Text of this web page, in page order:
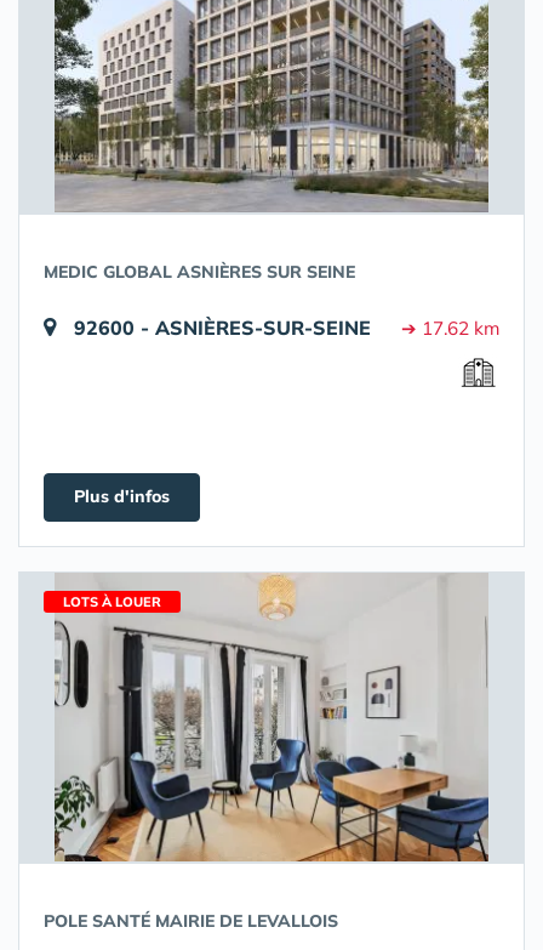
MEDIC GLOBAL ASNIÈRES SUR SEINE
92600 - ASNIÈRES-SUR-SEINE ➔ 17.62 km
Plus d'infos
LOTS À LOUER
POLE SANTÉ MAIRIE DE LEVALLOIS